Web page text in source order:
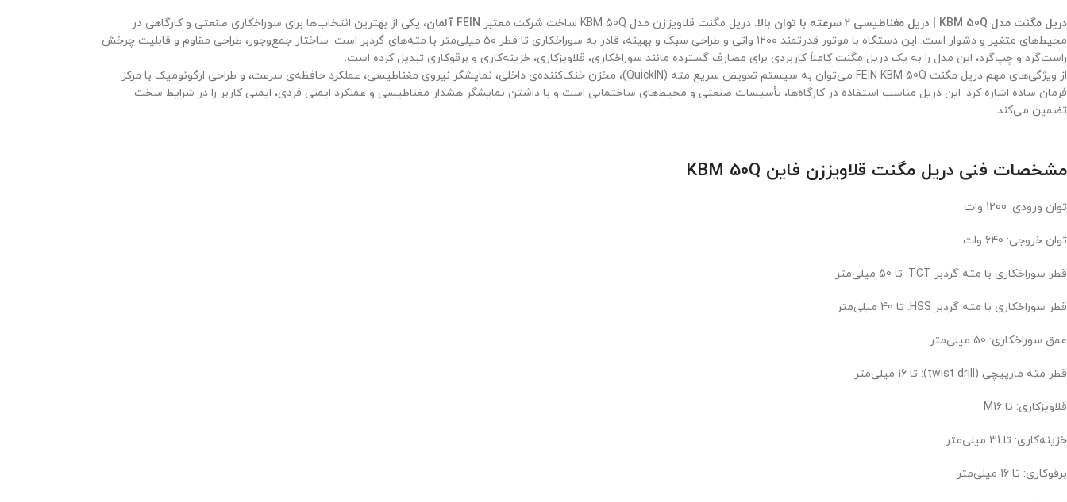
دریل مگنت مدل KBM 50Q | دریل مغناطیسی ۲ سرعته با توان بالا. دریل مگنت قلاویززن مدل KBM 50Q ساخت شرکت معتبر FEIN آلمان
، یکی از بهترین انتخاب‌ها برای سوراخکاری صنعتی و کارگاهی در
محیط‌های متغیر و دشوار است. این دستگاه با موتور قدرتمند ۱۲۰۰ واتی و طراحی سبک و بهینه، قادر به سوراخکاری تا قطر ۵۰ میلی‌متر با مته‌های گردبر است. ساختار جمع‌وجور، طراحی مقاوم و قابلیت چرخش
راست‌گرد و چپ‌گرد، این مدل را به یک دریل مگنت کاملاً کاربردی برای مصارف گسترده مانند سوراخکاری، قلاویزکاری، خزینه‌کاری و برقوکاری تبدیل کرده است.
از ویژگی‌های مهم دریل مگنت FEIN KBM 50Q می‌توان به سیستم تعویض سریع مته (QuickIN)، مخزن خنک‌کننده‌ی داخلی، نمایشگر نیروی مغناطیسی، عملکرد حافظه‌ی سرعت، و طراحی ارگونومیک با مرکز
فرمان ساده اشاره کرد. این دریل مناسب استفاده در کارگاه‌ها، تأسیسات صنعتی و محیط‌های ساختمانی است و با داشتن نمایشگر هشدار مغناطیسی و عملکرد ایمنی فردی، ایمنی کاربر را در شرایط سخت
تضمین می‌کند.
مشخصات فنی دریل مگنت قلاویززن فاین KBM 50Q
توان ورودی: 1200 وات
توان خروجی: 640 وات
قطر سوراخکاری با مته گردبر TCT: تا 50 میلی‌متر
قطر سوراخکاری با مته گردبر HSS: تا 40 میلی‌متر
عمق سوراخکاری: 50 میلی‌متر
قطر مته مارپیچی (twist drill): تا 16 میلی‌متر
قلاویزکاری: تا M16
خزینه‌کاری: تا 31 میلی‌متر
برقوکاری: تا 16 میلی‌متر